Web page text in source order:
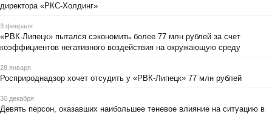
директора «РКС-Холдинг»
3 февраля
«РВК-Липецк» пытался сэкономить более 77 млн рублей за счет
коэффициентов негативного воздействия на окружающую среду
28 января
Росприроднадзор хочет отсудить у «РВК-Липецк» 77 млн рублей
30 декабря
Девять персон, оказавших наибольшее теневое влияние на ситуацию в